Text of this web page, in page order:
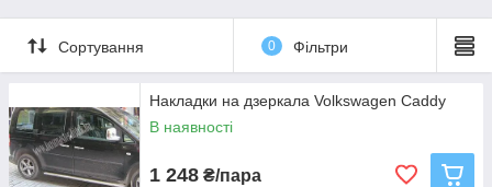
Сортування 0 Фільтри
Накладки на дзеркала Volkswagen Caddy
В наявності
1 248 ₴/пара